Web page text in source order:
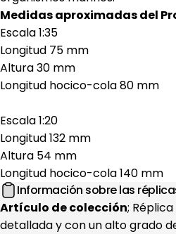
Medidas aproximadas del
Escala 1:35
Longitud 75 mm
Altura 30 mm
Longitud hocico-cola 80 mm
Escala 1:20
Longitud 132 mm
Altura 54 mm
Longitud hocico-cola 140 mm
Información sobre las
Artículo de colección;
detallada y con un alto grado